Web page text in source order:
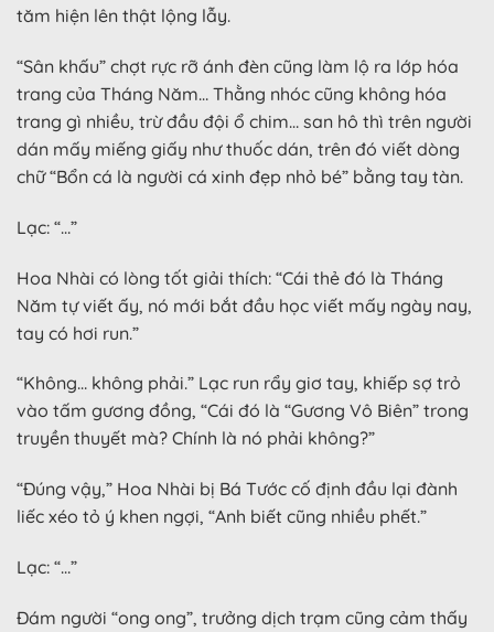
tăm hiện lên thật lộng lẫy.
“Sân khấu” chợt rực rỡ ánh đèn cũng làm lộ ra lớp hóa
trang của Tháng Năm… Thằng nhóc cũng không hóa
trang gì nhiều, trừ đầu đội ổ chim… san hô thì trên người
dán mấy miếng giấy như thuốc dán, trên đó viết dòng
chữ “Bổn cá là người cá xinh đẹp nhỏ bé” bằng tay tàn.
Lạc: “…”
Hoa Nhài có lòng tốt giải thích: “Cái thẻ đó là Tháng
Năm tự viết ấy, nó mới bắt đầu học viết mấy ngày nay,
tay có hơi run.”
“Không… không phải.” Lạc run rẩy giơ tay, khiếp sợ trỏ
vào tấm gương đồng, “Cái đó là “Gương Vô Biên” trong
truyền thuyết mà? Chính là nó phải không?”
“Đúng vậy,” Hoa Nhài bị Bá Tước cố định đầu lại đành
liếc xéo tỏ ý khen ngợi, “Anh biết cũng nhiều phết.”
Lạc: “…”
Đám người “ong ong”, trưởng dịch trạm cũng cảm thấy